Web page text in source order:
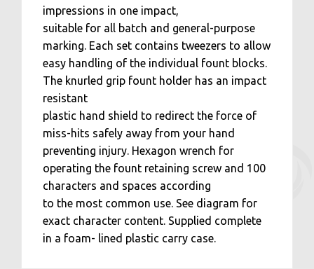
impressions in one impact,
suitable for all batch and general-purpose
marking. Each set contains tweezers to allow
easy handling of the individual fount blocks.
The knurled grip fount holder has an impact
resistant
plastic hand shield to redirect the force of
miss-hits safely away from your hand
preventing injury. Hexagon wrench for
operating the fount retaining screw and 100
characters and spaces according
to the most common use. See diagram for
exact character content. Supplied complete
in a foam- lined plastic carry case.